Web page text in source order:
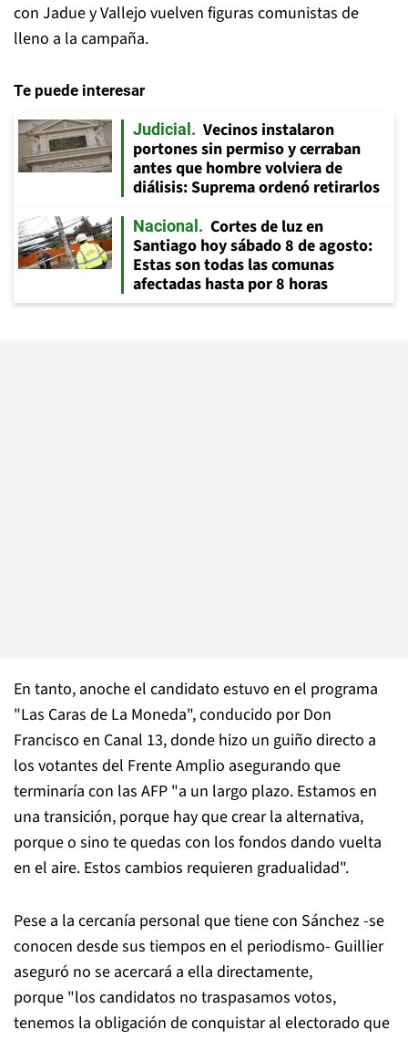
con Jadue y Vallejo vuelven figuras comunistas de
lleno a la campaña.
Te puede interesar
Judicial
Vecinos instalaron
portones sin permiso y cerraban
antes que hombre volviera de
diálisis: Suprema ordenó retirarlos
Nacional
Cortes de luz en
Santiago hoy sábado 8 de agosto:
Estas son todas las comunas
afectadas hasta por 8 horas
En tanto, anoche el candidato estuvo en el programa
"Las Caras de La Moneda", conducido por Don
Francisco en Canal 13, donde hizo un guiño directo a
los votantes del Frente Amplio asegurando que
terminaría con las AFP "a un largo plazo. Estamos en
una transición, porque hay que crear la alternativa,
porque o sino te quedas con los fondos dando vuelta
en el aire. Estos cambios requieren gradualidad".
Pese a la cercanía personal que tiene con Sánchez -se
conocen desde sus tiempos en el periodismo- Guillier
aseguró no se acercará a ella directamente,
porque "los candidatos no traspasamos votos,
tenemos la obligación de conquistar al electorado que